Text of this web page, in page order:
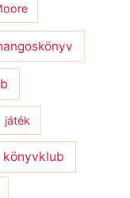
játék
könyvklub